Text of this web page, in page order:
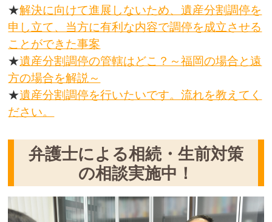
★解決に向けて進展しないため、遺産分割調停を
申し立て、当方に有利な内容で調停を成立させる
ことができた事案
★遺産分割調停の管轄はどこ？～福岡の場合と遠
方の場合を解説～
★遺産分割調停を行いたいです。流れを教えてく
ださい。
弁護士による相続・生前対策
の相談実施中！